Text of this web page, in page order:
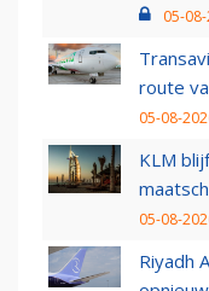
05-
route
05-08-
KLM
05-08-
Riyadh